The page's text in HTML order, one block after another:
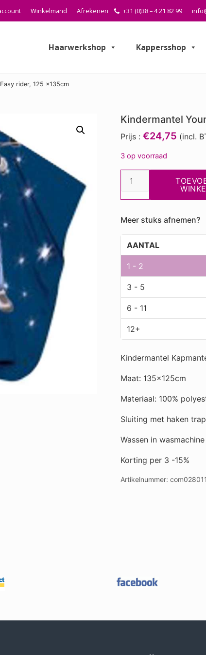
Winkelmand Afrekenen +31 (0)38 – 4 21 82 99
Haarwerkshop Kappersshop
rider, 125 x135cm
Kindermantel
Prijs : €24,75 (incl.
3 op voorraad
Kindermantel
Easy
Meer stuks afnemen?
AANTAL
1 - 2
3 - 5
6 - 11
12+
Kindermantel
Maat: 135x125cm
Materiaal: 100%
Sluiting met haken
Wassen in
Korting per 3 -15%
Artikelnummer: